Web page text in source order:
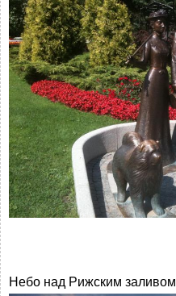
Небо над Рижским заливом